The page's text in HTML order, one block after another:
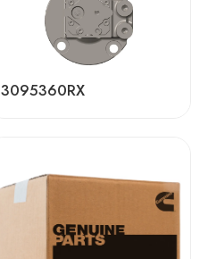
3095360RX